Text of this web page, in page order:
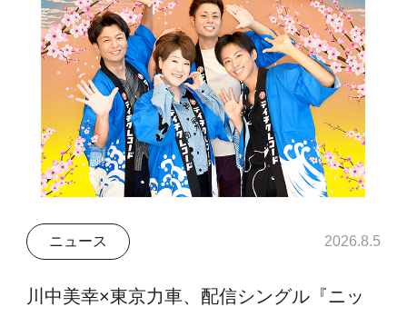
ニュース 2026.8.5
川中美幸×東京力車、配信シングル『ニッ